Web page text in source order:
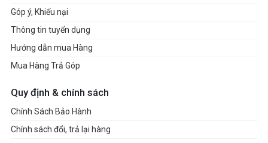
Graphics
vary between CPU types. Please
*Supports 4K@60Hz as specified
Góp ý, Khiếu nại
Thông tin tuyển dụng
Hướng dẫn mua Hàng
Mua Hàng Trả Góp
Quy định & chính sách
Chính Sách Bảo Hành
Chính sách đổi, trả lại hàng